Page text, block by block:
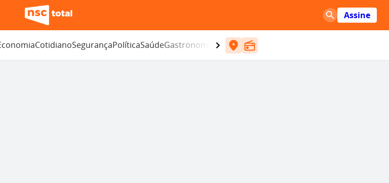
Assine
CotidianoSegurançaPolíticaSaúdeGastronomia Entretenimento